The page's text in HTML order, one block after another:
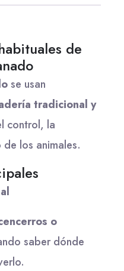
de
se usan
tradicional y
control, la
los animales.
o
saber dónde